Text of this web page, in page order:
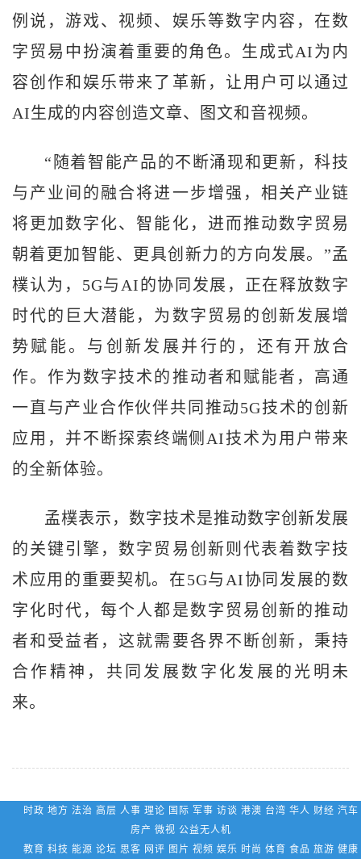
例说，游戏、视频、娱乐等数字内容，在数
字贸易中扮演着重要的角色。生成式AI为内
容创作和娱乐带来了革新，让用户可以通过
AI生成的内容创造文章、图文和音视频。
“随着智能产品的不断涌现和更新，科技
与产业间的融合将进一步增强，相关产业链
将更加数字化、智能化，进而推动数字贸易
朝着更加智能、更具创新力的方向发展。”孟
樸认为，5G与AI的协同发展，正在释放数字
时代的巨大潜能，为数字贸易的创新发展增
势赋能。与创新发展并行的，还有开放合
作。作为数字技术的推动者和赋能者，高通
一直与产业合作伙伴共同推动5G技术的创新
应用，并不断探索终端侧AI技术为用户带来
的全新体验。
孟樸表示，数字技术是推动数字创新发展
的关键引擎，数字贸易创新则代表着数字技
术应用的重要契机。在5G与AI协同发展的数
字化时代，每个人都是数字贸易创新的推动
者和受益者，这就需要各界不断创新，秉持
合作精神，共同发展数字化发展的光明未
来。
时政 地方 法治 高层 人事 理论 国际 军事 访谈 港澳 台湾 华人 财经 汽车
房产 微视 公益无人机
教育 科技 能源 论坛 思客 网评 图片 视频 娱乐 时尚 体育 食品 旅游 健康